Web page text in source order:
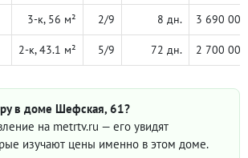
3-к, 56 м² 2/9 8 дн. 3 690 000
2-к, 43.1 м² 5/9 72 дн. 2 700 000
в доме Шефская, 61?
на metrtv.ru — его увидят
изучают цены именно в этом доме.